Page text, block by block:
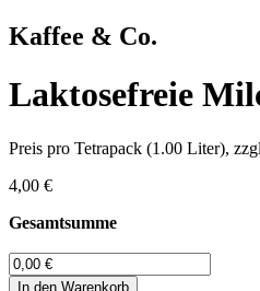
Kaffee & Co.
Laktosefreie
Preis pro Tetrapack (1.00 Liter),
4,00 €
Gesamtsumme